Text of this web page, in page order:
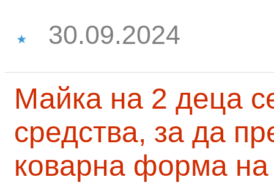
30.09.2024
Майка на 2 деца
средства, за да
коварна форма на